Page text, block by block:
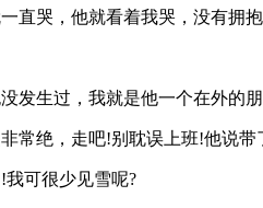
直哭，他就看着我哭，没有拥
发生过，我就是他一个在外的朋
常绝，走吧!别耽误上班!他说带
可很少见雪呢?